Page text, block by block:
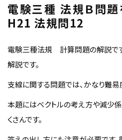
電験三種 法規Ｂ問題
H21 法規問12
電験三種法規 計算問題の解説で
解説です。
支線に関する問題では、かなり難易
本題にはベクトルの考え方や減少
くさんです。